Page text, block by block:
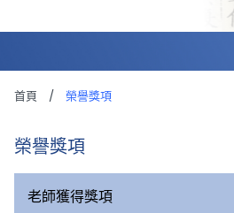
首頁 / 榮譽獎項
榮譽獎項
老師獲得獎項